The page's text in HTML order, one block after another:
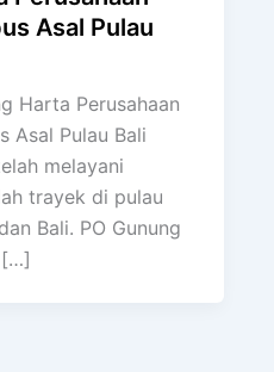
Asal Pulau
Harta Perusahaan
Asal Pulau Bali
melayani
trayek di pulau
Bali. PO Gunung
[…]